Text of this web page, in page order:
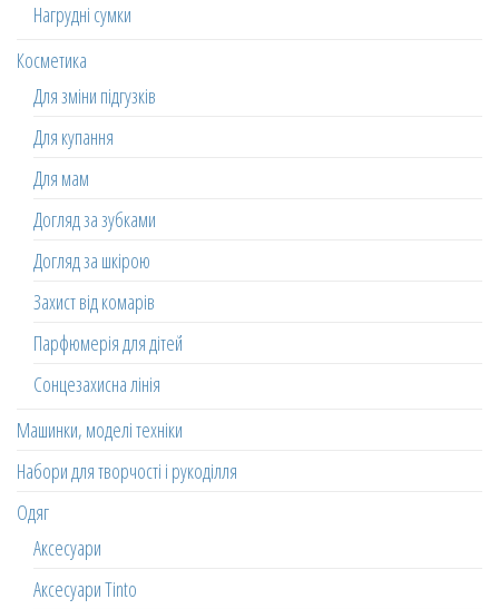
Нагрудні сумки
Косметика
Для зміни підгузків
Для купання
Для мам
Догляд за зубками
Догляд за шкірою
Захист від комарів
Парфюмерія для дітей
Сонцезахисна лінія
Машинки, моделі техніки
Набори для творчості і рукоділля
Одяг
Аксесуари
Аксесуари Tinto